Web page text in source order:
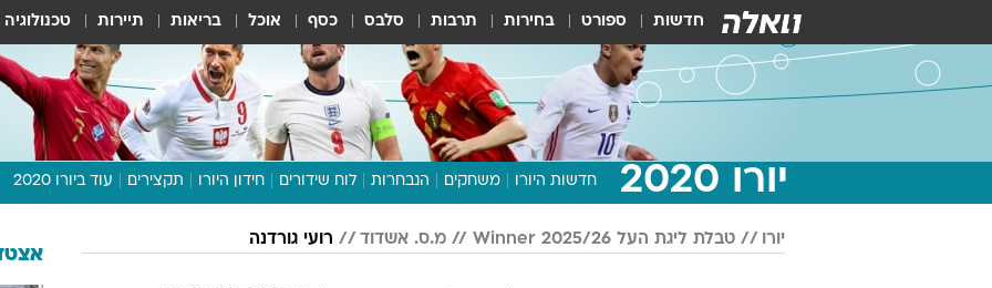
חדשות ספורט בחירות תרבות סלבס כסף אוכל בריאות תיירות טכנולוגיה
יורו 2020 חדשות היורו משחקים הנבחרות לוח שידורים חידון היורו תקצירים עוד ביורו 2020
תכנית היורו
יורו טבלת ליגת העל 2025/26 Winner מ.ס. אשדוד רועי גורדנה